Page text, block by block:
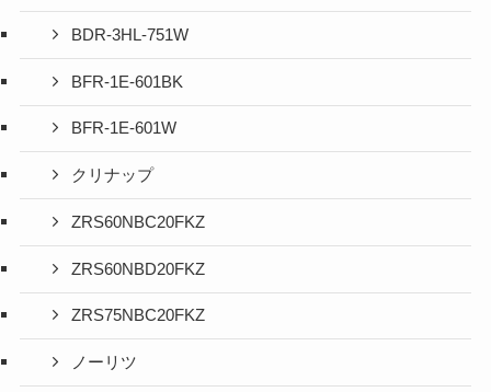
BDR-3HL-751W
BFR-1E-601BK
BFR-1E-601W
クリナップ
ZRS60NBC20FKZ
ZRS60NBD20FKZ
ZRS75NBC20FKZ
ノーリツ